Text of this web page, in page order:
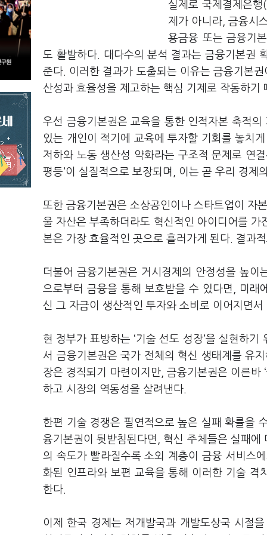
실제로 국제결제은
제가 아니라, 금융시
용금융 또는 금융기
도 활발하다. 대다수의 분석 결과는 금융기본권
준다. 이러한 결과가 도출되는 이유는 금융기본
산성과 효율성을 제고하는 핵심 기제로 작동하기
우선 금융기본권은 교육을 통한 인적자본 축적
있는 개인이 적기에 교육에 투자할 기회를 놓치
저하와 노동 생산성 약화라는 구조적 문제로 연
평등’이 실질적으로 보장되며, 이는 곧 우리 경제
또한 금융기본권은 소상공인이나 스타트업이 자
울 자산은 부족하더라도 혁신적인 아이디어를
본은 가장 효율적인 곳으로 흘러가게 된다. 결과
더불어 금융기본권은 거시경제의 안정성을 높
으로부터 금융을 통해 보호받을 수 있다면, 미
신 그 자금이 생산적인 투자와 소비로 이어지면
현 정부가 표방하는 ‘기술 선도 성장’을 실현하
서 금융기본권은 국가 전체의 혁신 생태계를 유
장은 경직되기 마련이지만, 금융기본권은 이른바
하고 시장의 역동성을 살려낸다.
한편 기술 경쟁은 필연적으로 높은 실패 확률을
융기본권이 뒷받침된다면, 혁신 주체들은 실패
의 속도가 빨라질수록 소외 계층이 금융 서비스
화된 인프라와 보편 교육을 통해 이러한 기술 격
한다.
이제 한국 경제는 저개발국과 개발도상국 시절